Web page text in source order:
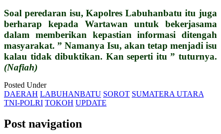
Soal peredaran isu, Kapolres Labuhanbatu itu juga
berharap kepada Wartawan untuk bekerjasama
dalam memberikan kepastian informasi ditengah
masyarakat. ” Namanya Isu, akan tetap menjadi isu
kalau tidak dibuktikan. Kan seperti itu ” tuturnya.
(Nafiah)
Posted Under
DAERAH LABUHANBATU SOROT SUMATERA UTARA
TNI-POLRI TOKOH UPDATE
Post navigation